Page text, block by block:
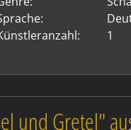
1
und Gretel"